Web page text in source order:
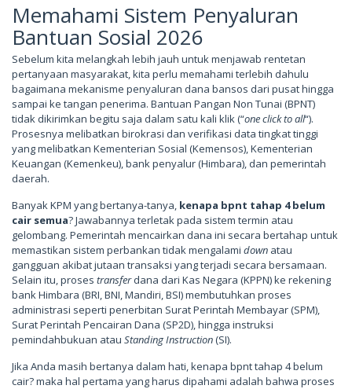
Memahami Sistem Penyaluran
Bantuan Sosial 2026
Sebelum kita melangkah lebih jauh untuk menjawab rentetan
pertanyaan masyarakat, kita perlu memahami terlebih dahulu
bagaimana mekanisme penyaluran dana bansos dari pusat hingga
sampai ke tangan penerima. Bantuan Pangan Non Tunai (BPNT)
tidak dikirimkan begitu saja dalam satu kali klik (“one click to all“).
Prosesnya melibatkan birokrasi dan verifikasi data tingkat tinggi
yang melibatkan Kementerian Sosial (Kemensos), Kementerian
Keuangan (Kemenkeu), bank penyalur (Himbara), dan pemerintah
daerah.
Banyak KPM yang bertanya-tanya, kenapa bpnt tahap 4 belum
cair semua? Jawabannya terletak pada sistem termin atau
gelombang. Pemerintah mencairkan dana ini secara bertahap untuk
memastikan sistem perbankan tidak mengalami down atau
gangguan akibat jutaan transaksi yang terjadi secara bersamaan.
Selain itu, proses transferdana dari Kas Negara (KPPN) ke rekening
bank Himbara (BRI, BNI, Mandiri, BSI) membutuhkan proses
administrasi seperti penerbitan Surat Perintah Membayar (SPM),
Surat Perintah Pencairan Dana (SP2D), hingga instruksi
pemindahbukuan atau Standing Instruction(SI).
Jika Anda masih bertanya dalam hati, kenapa bpnt tahap 4 belum
cair? maka hal pertama yang harus dipahami adalah bahwa proses